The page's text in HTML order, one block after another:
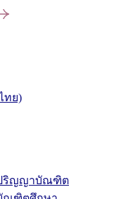
ทย)
ปริญญาบัณฑิต